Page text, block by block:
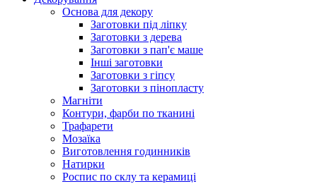
Основа для декору
Заготовки під ліпку
Заготовки з дерева
Заготовки з пап'є маше
Інші заготовки
Заготовки з гіпсу
Заготовки з пінопласту
Магніти
Контури, фарби по тканині
Трафарети
Мозаїка
Виготовлення годинників
Натирки
Роспис по склу та керамиці